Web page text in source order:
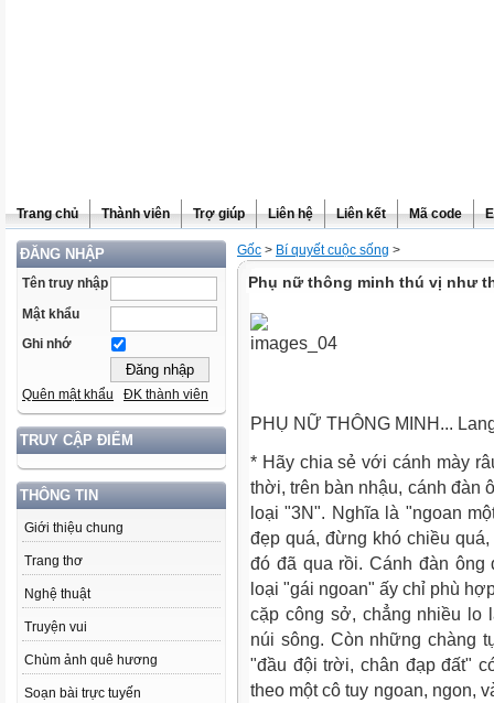
Trang chủ Thành viên Trợ giúp Liên hệ Liên kết Mã code
ĐĂNG NHẬP
Tên truy nhập
Mật khẩu
Ghi nhớ
Quên mật khẩu ĐK thành viên
TRUY CẬP ĐIỂM
THÔNG TIN
Giới thiệu chung
Trang thơ
Nghệ thuật
Truyện vui
Chùm ảnh quê hương
Soạn bài trực tuyến
Gốc > Bí quyết cuộc sống >
Phụ nữ thông minh thú vị như
PHỤ NỮ THÔNG MINH...
* Hãy chia sẻ với cánh mày
thời, trên bàn nhậu, cánh đàn
loại "3N". Nghĩa là "ngoan
đẹp quá, đừng khó chiều
đó đã qua rồi. Cánh đàn ông
loại "gái ngoan" ấy chỉ phù
cặp công sở, chẳng nhiều lo
núi sông. Còn những chàng
"đầu đội trời, chân đạp đất"
theo một cô tuy ngoan, ngon,